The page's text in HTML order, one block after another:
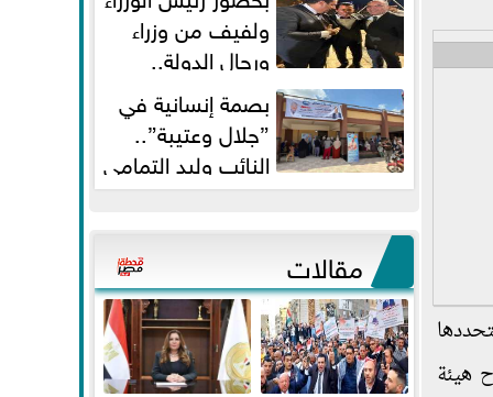
ستحددها
هيئة
ولفيف من وزراء
ورجال الدولة..
النائبان وليد التمامي ومحمد...
بصمة إنسانية في
”جلال وعتيبة”..
النائب وليد التمامي
والبروفيسور جمال شيحة يداويان...
مقالات